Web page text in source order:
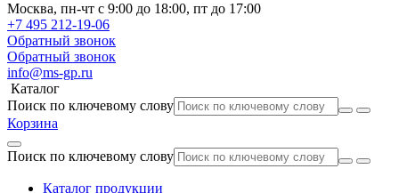
Москва, пн-чт с 9:00 до 18:00, пт до 17:00
+7 495 212-19-06
Обратный звонок
Обратный звонок
info@ms-gp.ru
Каталог
Поиск по ключевому слову
Корзина
Поиск по ключевому слову
Каталог продукции